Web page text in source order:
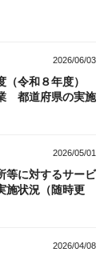
2026/06/03
（令和８年度）
都道府県の実施
2026/05/01
等に対するサービ
施状況（随時更
2026/04/08